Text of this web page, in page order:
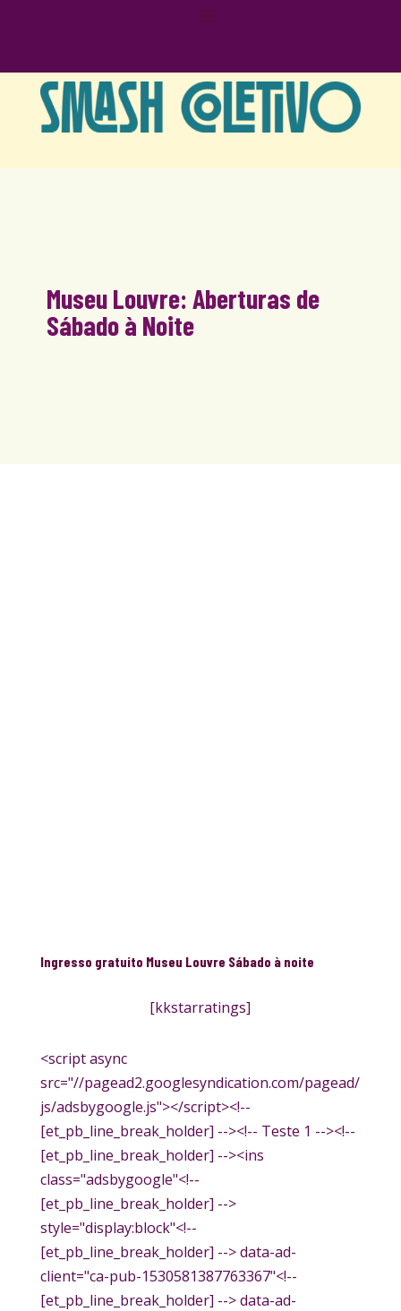
Museu Louvre: Aberturas de
Sábado à Noite
Ingresso gratuito Museu Louvre Sábado à noite
[kkstarratings]
<script async
src="//pagead2.googlesyndication.com/pagead/
js/adsbygoogle.js"></script><!--
[et_pb_line_break_holder] --><!-- Teste 1 --><!--
[et_pb_line_break_holder] --><ins
class="adsbygoogle"<!--
[et_pb_line_break_holder] -->
style="display:block"<!--
[et_pb_line_break_holder] --> data-ad-
client="ca-pub-1530581387763367"<!--
[et_pb_line_break_holder] --> data-ad-